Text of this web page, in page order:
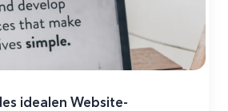
idealen Website-